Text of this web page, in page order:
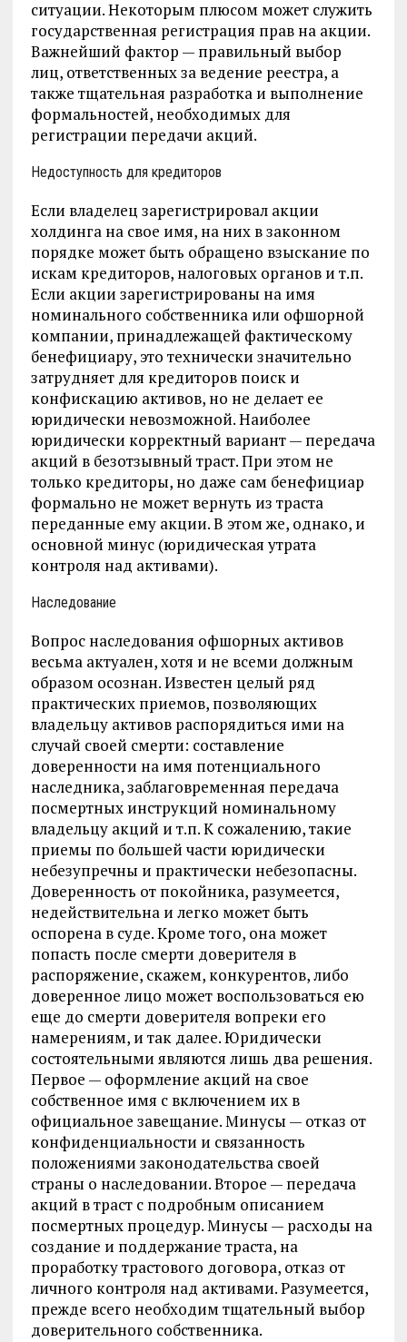
ситуации. Некоторым плюсом может служить
государственная регистрация прав на акции.
Важнейший фактор — правильный выбор
лиц, ответственных за ведение реестра, а
также тщательная разработка и выполнение
формальностей, необходимых для
регистрации передачи акций.
Недоступность для кредиторов
Если владелец зарегистрировал акции
холдинга на свое имя, на них в законном
порядке может быть обращено взыскание по
искам кредиторов, налоговых органов и т.п.
Если акции зарегистрированы на имя
номинального собственника или офшорной
компании, принадлежащей фактическому
бенефициару, это технически значительно
затрудняет для кредиторов поиск и
конфискацию активов, но не делает ее
юридически невозможной. Наиболее
юридически корректный вариант — передача
акций в безотзывный траст. При этом не
только кредиторы, но даже сам бенефициар
формально не может вернуть из траста
переданные ему акции. В этом же, однако, и
основной минус (юридическая утрата
контроля над активами).
Наследование
Вопрос наследования офшорных активов
весьма актуален, хотя и не всеми должным
образом осознан. Известен целый ряд
практических приемов, позволяющих
владельцу активов распорядиться ими на
случай своей смерти: составление
доверенности на имя потенциального
наследника, заблаговременная передача
посмертных инструкций номинальному
владельцу акций и т.п. К сожалению, такие
приемы по большей части юридически
небезупречны и практически небезопасны.
Доверенность от покойника, разумеется,
недействительна и легко может быть
оспорена в суде. Кроме того, она может
попасть после смерти доверителя в
распоряжение, скажем, конкурентов, либо
доверенное лицо может воспользоваться ею
еще до смерти доверителя вопреки его
намерениям, и так далее. Юридически
состоятельными являются лишь два решения.
Первое — оформление акций на свое
собственное имя с включением их в
официальное завещание. Минусы — отказ от
конфиденциальности и связанность
положениями законодательства своей
страны о наследовании. Второе — передача
акций в траст с подробным описанием
посмертных процедур. Минусы — расходы на
создание и поддержание траста, на
проработку трастового договора, отказ от
личного контроля над активами. Разумеется,
прежде всего необходим тщательный выбор
доверительного собственника.